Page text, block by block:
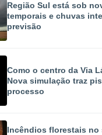
Região Sul está sob
temporais e chuvas
previsão
Como o centro da Via
Nova simulação traz
processo
Incêndios florestais no